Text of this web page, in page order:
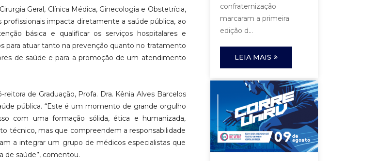
Geral, Clínica Médica, Ginecologia e Obstetrícia,
impacta diretamente a saúde pública, ao
básica e qualificar os serviços hospitalares e
para atuar tanto na prevenção quanto no tratamento
de saúde e para a promoção de um atendimento
de Graduação, Profa. Dra. Kênia Alves Barcelos
pública. “Este é um momento de grande orgulho
com uma formação sólida, ética e humanizada,
técnico, mas que compreendem a responsabilidade
a integrar um grupo de médicos especialistas que
de saúde”, comentou.
confraternização
marcaram a primeira
edição d...
LEIA MAIS